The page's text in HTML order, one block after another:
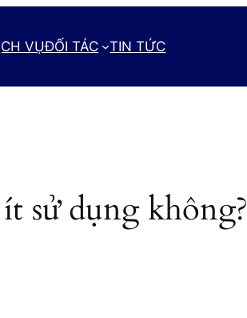
VỤĐỐI TÁC TIN TỨC
sử dụng không?